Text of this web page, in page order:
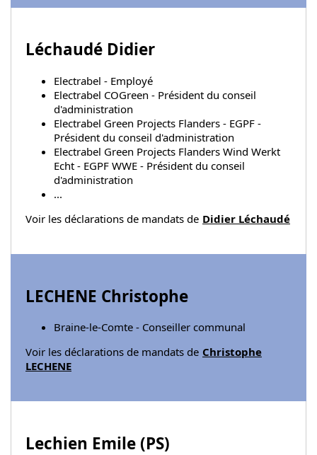
Léchaudé Didier
Electrabel - Employé
Electrabel COGreen - Président du conseil
d'administration
Electrabel Green Projects Flanders - EGPF -
Président du conseil d'administration
Electrabel Green Projects Flanders Wind Werkt
Echt - EGPF WWE - Président du conseil
d'administration
...
Voir les déclarations de mandats de Didier Léchaudé
LECHENE Christophe
Braine-le-Comte - Conseiller communal
Voir les déclarations de mandats de Christophe
LECHENE
Lechien Emile (PS)